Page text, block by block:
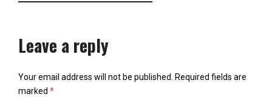
Leave a reply
Your email address will not be published. Required fields are
marked *